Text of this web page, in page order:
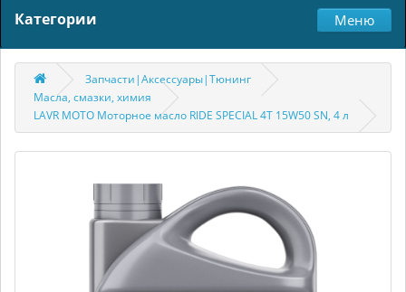
Категории Меню
Запчасти|Аксессуары|Тюнинг
Масла, смазки, химия
LAVR MOTO Моторное масло RIDE SPECIAL 4Т 15W50 SN, 4 л